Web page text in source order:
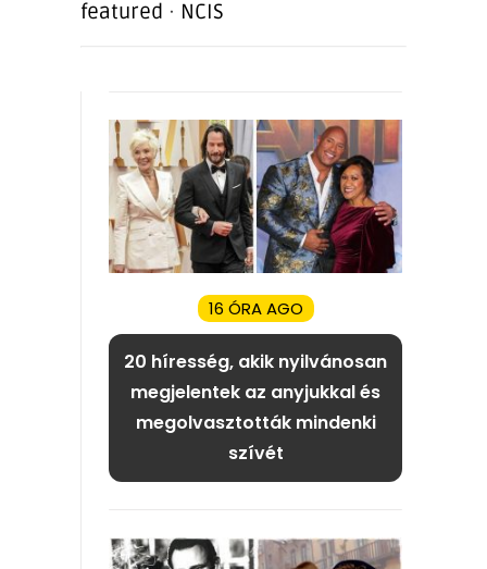
featured · NCIS
16 ÓRA AGO
20 híresség, akik nyilvánosan
megjelentek az anyjukkal és
megolvasztották mindenki
szívét